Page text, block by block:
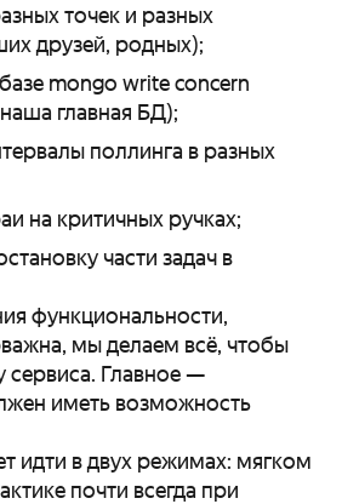
точек и разных
друзей, родных);
mongo write concern
главная БД);
поллинга в разных
на критичных ручках;
части задач в
функциональности,
мы делаем всё, чтобы
сервиса. Главное —
иметь возможность
идти в двух режимах: мягком
почти всегда при